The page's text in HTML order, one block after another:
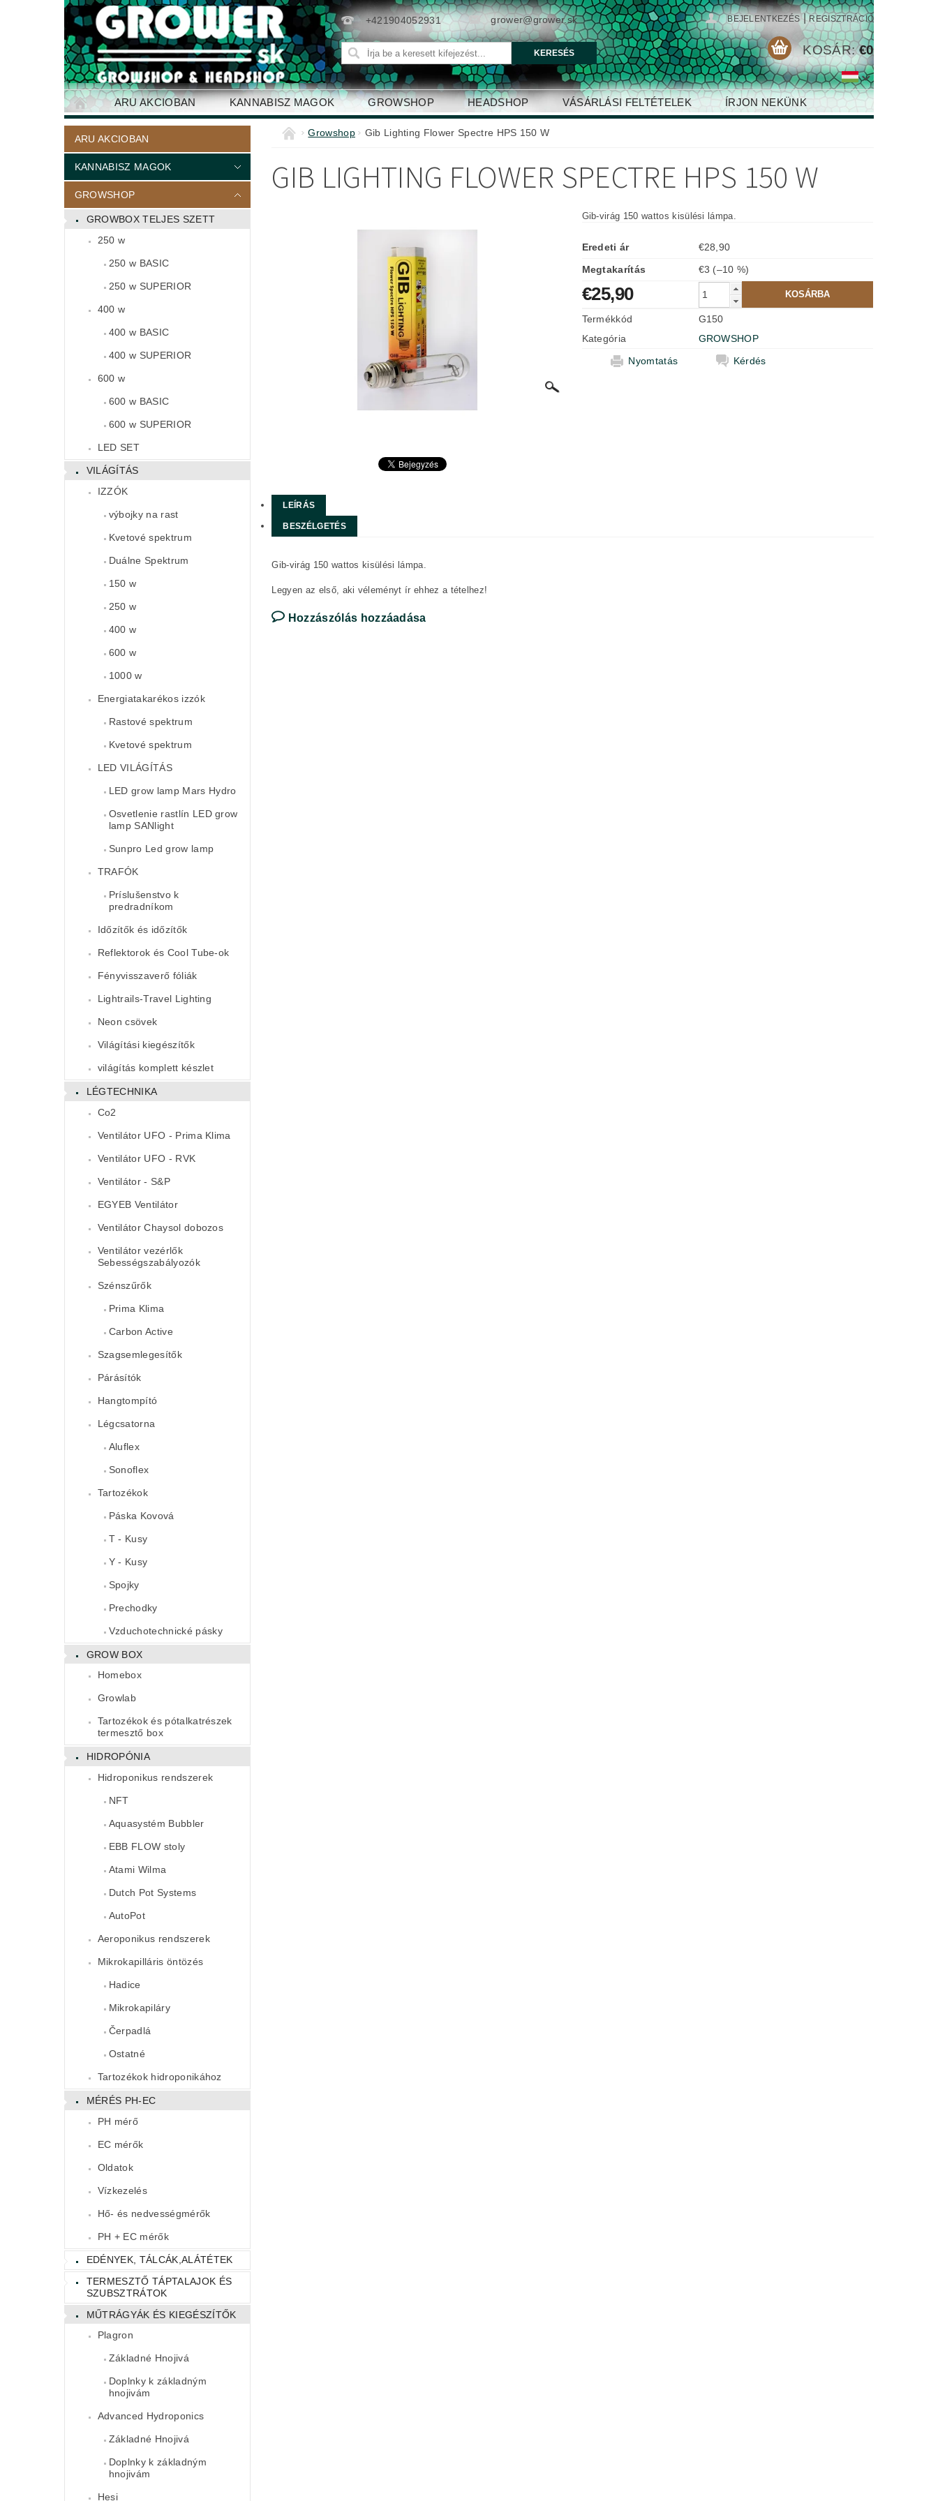
+421904052931 grower@grower.sk BEJELENTKEZÉS | REGISZTRÁCIÓ
KOSÁR: €0
ARU AKCIOBAN KANNABISZ MAGOK GROWSHOP HEADSHOP VÁSÁRLÁSI FELTÉTELEK ÍRJON NEKÜNK
ELÉRHETŐSÉG
ARU AKCIOBAN
KANNABISZ MAGOK
GROWSHOP
GROWBOX TELJES SZETT
250 w
250 w BASIC
250 w SUPERIOR
400 w
400 w BASIC
400 w SUPERIOR
600 w
600 w BASIC
600 w SUPERIOR
LED SET
VILÁGÍTÁS
IZZÓK
výbojky na rast
Kvetové spektrum
Duálne Spektrum
150 w
250 w
400 w
600 w
1000 w
Energiatakarékos izzók
Rastové spektrum
Kvetové spektrum
LED VILÁGÍTÁS
LED grow lamp Mars Hydro
Osvetlenie rastlín LED grow
lamp SANlight
Sunpro Led grow lamp
TRAFÓK
Príslušenstvo k
predradníkom
Időzítők és időzítők
Reflektorok és Cool Tube-ok
Fényvisszaverő fóliák
Lightrails-Travel Lighting
Neon csövek
Világítási kiegészítők
világítás komplett készlet
LÉGTECHNIKA
Co2
Ventilátor UFO - Prima Klima
Ventilátor UFO - RVK
Ventilátor - S&P
EGYEB Ventilátor
Ventilátor Chaysol dobozos
Ventilátor vezérlők
Sebességszabályozók
Szénszűrők
Prima Klima
Carbon Active
Szagsemlegesítők
Párásítók
Hangtompító
Légcsatorna
Aluflex
Sonoflex
Tartozékok
Páska Kovová
T - Kusy
Y - Kusy
Spojky
Prechodky
Vzduchotechnické pásky
GROW BOX
Homebox
Growlab
Tartozékok és pótalkatrészek
termesztő box
HIDROPÓNIA
Hidroponikus rendszerek
NFT
Aquasystém Bubbler
EBB FLOW stoly
Atami Wilma
Dutch Pot Systems
AutoPot
Aeroponikus rendszerek
Mikrokapilláris öntözés
Hadice
Mikrokapiláry
Čerpadlá
Ostatné
Tartozékok hidroponikához
MÉRÉS PH-EC
PH mérő
EC mérők
Oldatok
Vízkezelés
Hő- és nedvességmérők
PH + EC mérők
EDÉNYEK, TÁLCÁK,ALÁTÉTEK
TERMESZTŐ TÁPTALAJOK ÉS
SZUBSZTRÁTOK
MŰTRÁGYÁK ÉS KIEGÉSZÍTŐK
Plagron
Základné Hnojivá
Doplnky k základným
hnojivám
Advanced Hydroponics
Základné Hnojivá
Doplnky k základným
hnojivám
Hesi
Growshop Gib Lighting Flower Spectre HPS 150 W
GIB LIGHTING FLOWER SPECTRE HPS 150 W
Gib-virág 150 wattos kisülési lámpa.
Eredeti ár
€28,90
Megtakarítás
€3 (–10 %)
€25,90
Termékkód
G150
Kategória
GROWSHOP
Nyomtatás
Kérdés
LEÍRÁS
BESZÉLGETÉS
Gib-virág 150 wattos kisülési lámpa.
Legyen az első, aki véleményt ír ehhez a tételhez!
Hozzászólás hozzáadása